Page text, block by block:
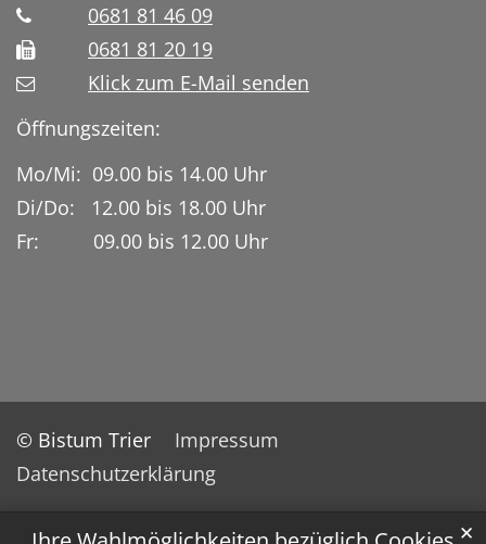
✕
0681 81 46 09
0681 81 20 19
Klick zum E-Mail senden
Öffnungszeiten:
Mo/Mi: 09.00 bis 14.00 Uhr
Di/Do: 12.00 bis 18.00 Uhr
Fr: 09.00 bis 12.00 Uhr
© Bistum Trier
Impressum
Datenschutzerklärung